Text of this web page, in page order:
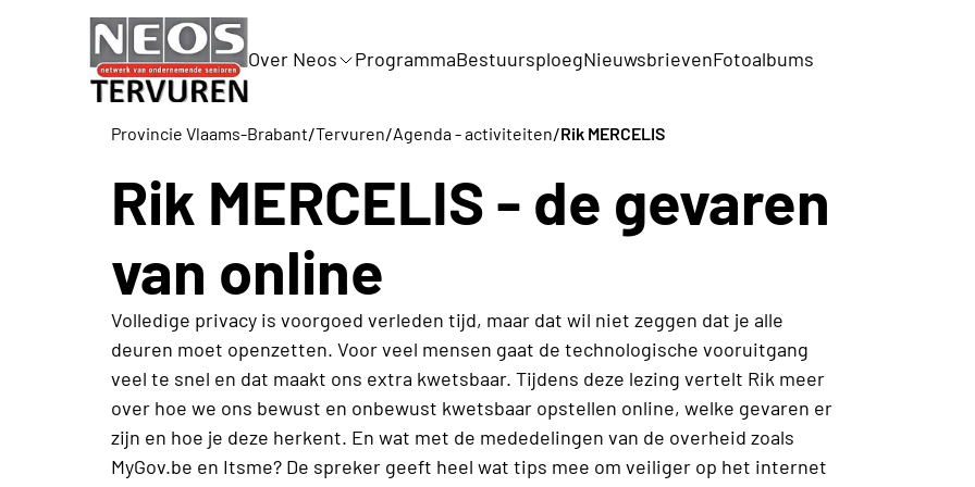
Over Neos ProgrammaBestuursploegNieuwsbrievenFotoalbums
Provincie Vlaams-Brabant/Tervuren/Agenda - activiteiten/Rik MERCELIS
Rik MERCELIS - de gevaren
van online
Volledige privacy is voorgoed verleden tijd, maar dat wil niet zeggen dat je alle
deuren moet openzetten. Voor veel mensen gaat de technologische vooruitgang
veel te snel en dat maakt ons extra kwetsbaar. Tijdens deze lezing vertelt Rik meer
over hoe we ons bewust en onbewust kwetsbaar opstellen online, welke gevaren er
zijn en hoe je deze herkent. En wat met de mededelingen van de overheid zoals
MyGov.be en Itsme? De spreker geeft heel wat tips mee om veiliger op het internet